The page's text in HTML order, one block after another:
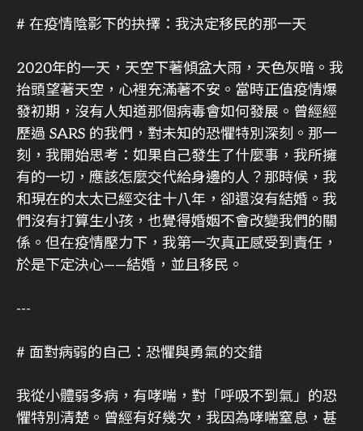
# 在疫情陰影下的抉擇：我決定移民的那一天
2020年的一天，天空下著傾盆大雨，天色灰暗。我
抬頭望著天空，心裡充滿著不安。當時正值疫情爆
發初期，沒有人知道那個病毒會如何發展。曾經經
歷過 SARS 的我們，對未知的恐懼特別深刻。那一
刻，我開始思考：如果自己發生了什麼事，我所擁
有的一切，應該怎麼交代給身邊的人？那時候，我
和現在的太太已經交往十八年，卻還沒有結婚。我
們沒有打算生小孩，也覺得婚姻不會改變我們的關
係。但在疫情壓力下，我第一次真正感受到責任，
於是下定決心——結婚，並且移民。
---
# 面對病弱的自己：恐懼與勇氣的交錯
我從小體弱多病，有哮喘，對「呼吸不到氣」的恐
懼特別清楚。曾經有好幾次，我因為哮喘窒息，甚